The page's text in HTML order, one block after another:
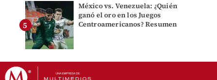
México vs. Venezuela: ¿Quién
ganó el oro en los Juegos
Centroamericanos? Resumen